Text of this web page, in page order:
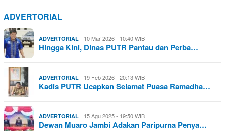
ADVERTORIAL
ADVERTORIAL 10 Mar 2026 - 10:40 WIB
Hingga Kini, Dinas PUTR Pantau dan Perba…
ADVERTORIAL 19 Feb 2026 - 20:13 WIB
Kadis PUTR Ucapkan Selamat Puasa Ramadha…
ADVERTORIAL 15 Agu 2025 - 19:50 WIB
Dewan Muaro Jambi Adakan Paripurna Penya…